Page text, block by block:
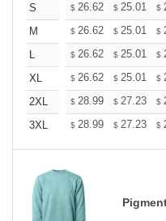
S $ 26.62 $ 25.01 $
M
$ 26.62 $ 25.01 $
L
$ 26.62 $ 25.01 $
XL
$ 26.62 $ 25.01 $
2XL
$ 28.99 $ 27.23 $
3XL
$ 28.99 $ 27.23 $